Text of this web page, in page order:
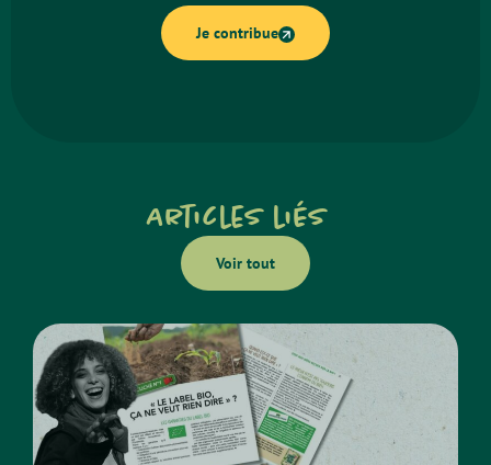
Je contribue
Articles liés
Voir tout